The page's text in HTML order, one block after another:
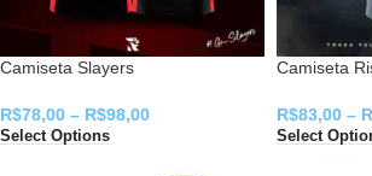
Camiseta Slayers
R$78,00 – R$98,00
Select Options
Camiseta
R$83,00 –
Select